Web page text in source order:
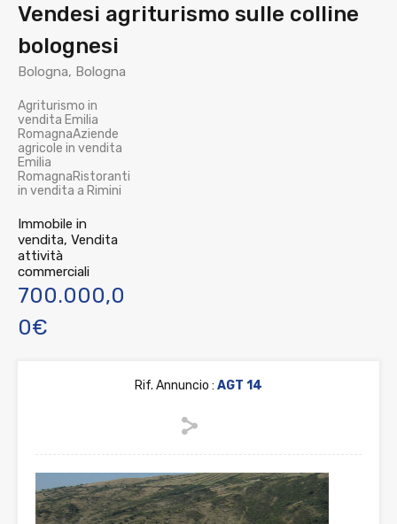
Vendesi agriturismo sulle colline
bolognesi
Bologna, Bologna
Agriturismo in
vendita Emilia
RomagnaAziende
agricole in vendita
Emilia
RomagnaRistoranti
in vendita a Rimini
Immobile in
vendita, Vendita
attività
commerciali
700.000,0
0€
Rif. Annuncio : AGT 14